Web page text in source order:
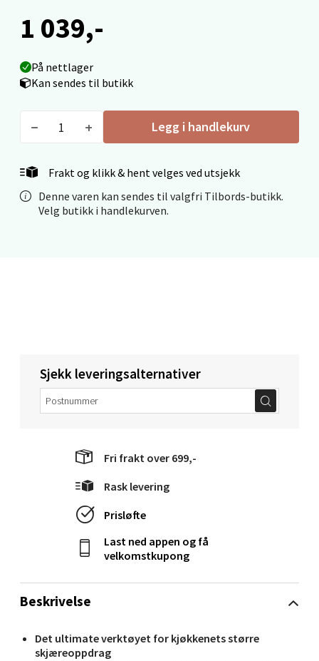
1 039,-
På nettlager
Kan sendes til butikk
Legg i handlekurv
Frakt og klikk & hent velges ved utsjekk
Denne varen kan sendes til valgfri Tilbords-butikk.
Velg butikk i handlekurven.
Beskrivelse
Det ultimate verktøyet for kjøkkenets større
skjæreoppdrag
Sjekk leveringsalternativer
Fri frakt over 699,-
Rask levering
Prisløfte
Last ned appen og få
velkomstkupong
Fridtjof Nansensgate 22, 8622 Mo i Rana
0 i butikk
Ålesund - Thon Senter Moa
Langelandsvegen 25, 6010 Ålesund
Molde - Moldetorget
Torget 1, 6413 Molde
Åpent i dag 10-20
Narvik - Thon Senter Malmporten
Bolagsgata 1, 8514 Narvik
Åpent i dag 10-20